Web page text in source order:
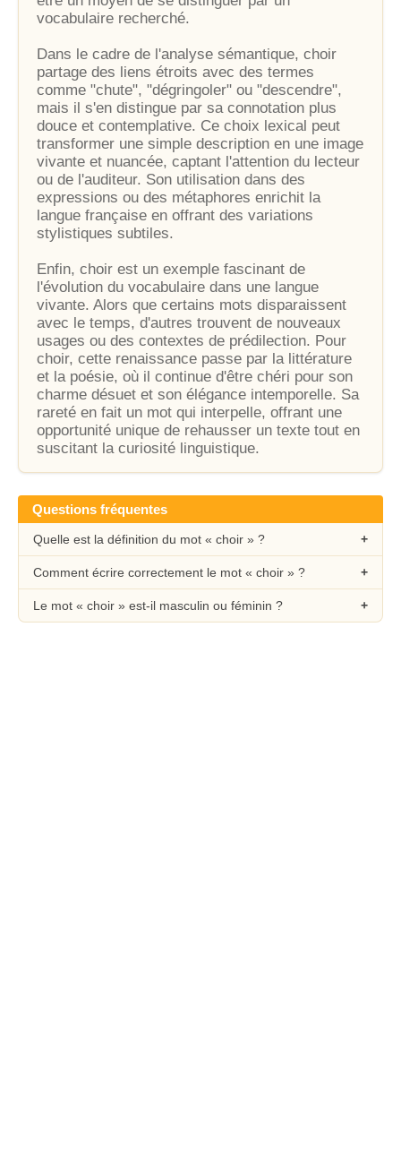
vocabulaire recherché.
Dans le cadre de l'analyse sémantique, choir
partage des liens étroits avec des termes
comme "chute", "dégringoler" ou "descendre",
mais il s'en distingue par sa connotation plus
douce et contemplative. Ce choix lexical peut
transformer une simple description en une image
vivante et nuancée, captant l'attention du lecteur
ou de l'auditeur. Son utilisation dans des
expressions ou des métaphores enrichit la
langue française en offrant des variations
stylistiques subtiles.
Enfin, choir est un exemple fascinant de
l'évolution du vocabulaire dans une langue
vivante. Alors que certains mots disparaissent
avec le temps, d'autres trouvent de nouveaux
usages ou des contextes de prédilection. Pour
choir, cette renaissance passe par la littérature
et la poésie, où il continue d'être chéri pour son
charme désuet et son élégance intemporelle. Sa
rareté en fait un mot qui interpelle, offrant une
opportunité unique de rehausser un texte tout en
suscitant la curiosité linguistique.
Questions fréquentes
Quelle est la définition du mot « choir » ?
Comment écrire correctement le mot « choir » ?
Le mot « choir » est-il masculin ou féminin ?